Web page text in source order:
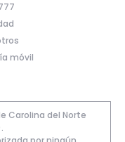
móvil
Carolina del Norte